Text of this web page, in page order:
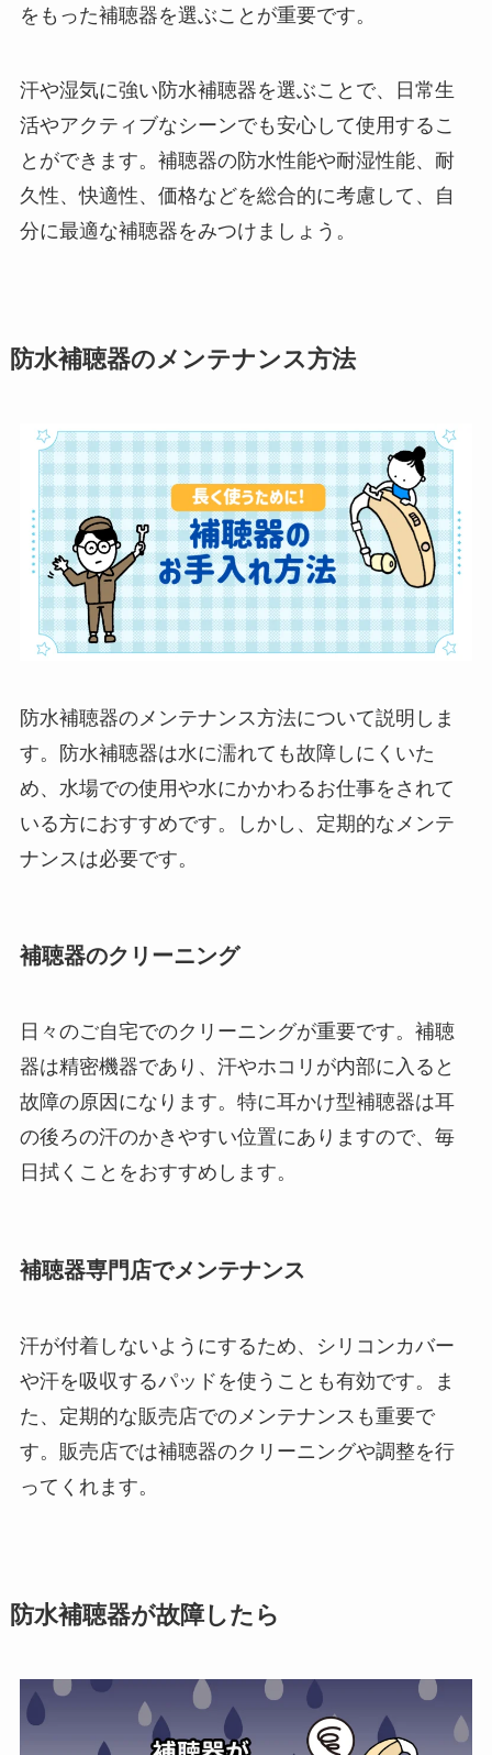
をもった補聴器を選ぶことが重要です。
汗や湿気に強い防水補聴器を選ぶことで、日常生
活やアクティブなシーンでも安心して使用するこ
とができます。補聴器の防水性能や耐湿性能、耐
久性、快適性、価格などを総合的に考慮して、自
分に最適な補聴器をみつけましょう。
防水補聴器のメンテナンス方法
防水補聴器のメンテナンス方法について説明しま
す。防水補聴器は水に濡れても故障しにくいた
め、水場での使用や水にかかわるお仕事をされて
いる方におすすめです。しかし、定期的なメンテ
ナンスは必要です。
補聴器のクリーニング
日々のご自宅でのクリーニングが重要です。補聴
器は精密機器であり、汗やホコリが内部に入ると
故障の原因になります。特に耳かけ型補聴器は耳
の後ろの汗のかきやすい位置にありますので、毎
日拭くことをおすすめします。
補聴器専門店でメンテナンス
汗が付着しないようにするため、シリコンカバー
や汗を吸収するパッドを使うことも有効です。ま
た、定期的な販売店でのメンテナンスも重要で
す。販売店では補聴器のクリーニングや調整を行
ってくれます。
防水補聴器が故障したら